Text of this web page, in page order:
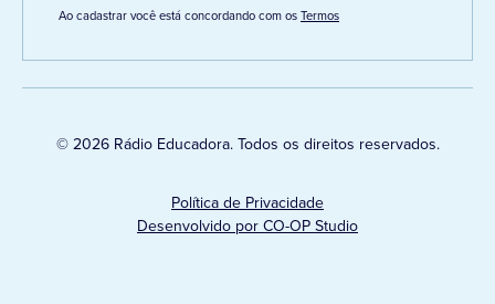
Ao cadastrar você está concordando com osTermos
© 2026 Rádio Educadora. Todos os direitos reservados.
Política de Privacidade
Desenvolvido por CO-OP Studio